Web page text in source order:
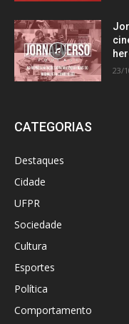
23/
CATEGORIAS
Destaques
Cidade
UFPR
Sociedade
Cultura
Esportes
Política
Comportamento